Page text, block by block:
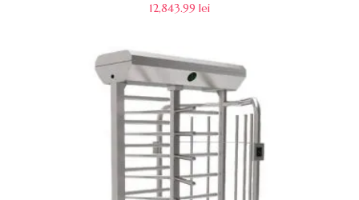
12,843.99 lei